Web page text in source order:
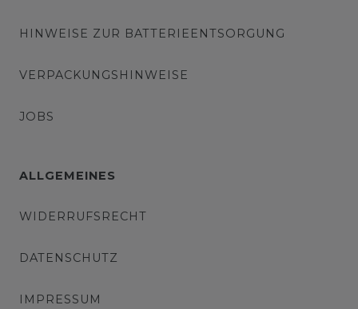
HINWEISE ZUR BATTERIEENTSORGUNG
VERPACKUNGSHINWEISE
JOBS
ALLGEMEINES
WIDERRUFSRECHT
DATENSCHUTZ
IMPRESSUM